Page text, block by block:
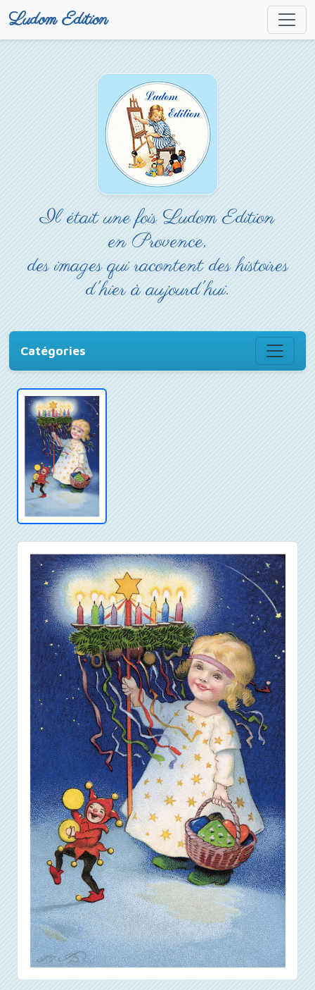
Ludom Edition
Il était une fois Ludom Edition
en Provence,
des images qui racontent des histoires
d'hier à aujourd'hui.
Catégories